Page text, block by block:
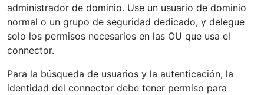
administrador de dominio. Use un usuario de dominio
normal o un grupo de seguridad dedicado, y delegue
solo los permisos necesarios en las OU que usa el
connector.
Para la búsqueda de usuarios y la autenticación, la
identidad del connector debe tener permiso para